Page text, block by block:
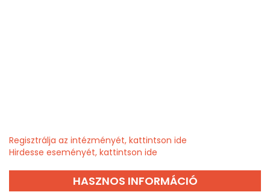
Regisztrálja az intézményét, kattintson ide
Hirdesse eseményét, kattintson ide
HASZNOS INFORMÁCIÓ